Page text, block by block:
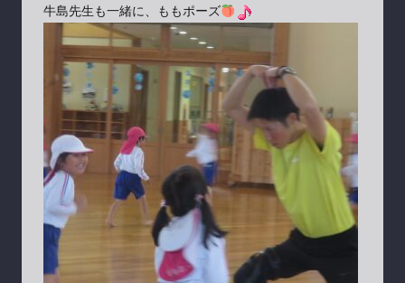
牛島先生も一緒に、ももポーズ